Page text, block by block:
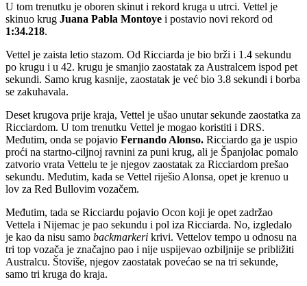
U tom trenutku je oboren skinut i rekord kruga u utrci. Vettel je
skinuo krug Juana Pabla Montoye i postavio novi rekord od
1:34.218.
Vettel je zaista letio stazom. Od Ricciarda je bio brži i 1.4 sekundu
po krugu i u 42. krugu je smanjio zaostatak za Australcem ispod pet
sekundi. Samo krug kasnije, zaostatak je već bio 3.8 sekundi i borba
se zakuhavala.
Deset krugova prije kraja, Vettel je ušao unutar sekunde zaostatka za
Ricciardom. U tom trenutku Vettel je mogao koristiti i DRS.
Međutim, onda se pojavio Fernando Alonso. Ricciardo ga je uspio
proći na startno-ciljnoj ravnini za puni krug, ali je Španjolac pomalo
zatvorio vrata Vettelu te je njegov zaostatak za Ricciardom prešao
sekundu. Međutim, kada se Vettel riješio Alonsa, opet je krenuo u
lov za Red Bullovim vozačem.
Međutim, tada se Ricciardu pojavio Ocon koji je opet zadržao
Vettela i Nijemac je pao sekundu i pol iza Ricciarda. No, izgledalo
je kao da nisu samo backmarkeri krivi. Vettelov tempo u odnosu na
tri top vozača je značajno pao i nije uspijevao ozbiljnije se približiti
Australcu. Štoviše, njegov zaostatak povećao se na tri sekunde,
samo tri kruga do kraja.